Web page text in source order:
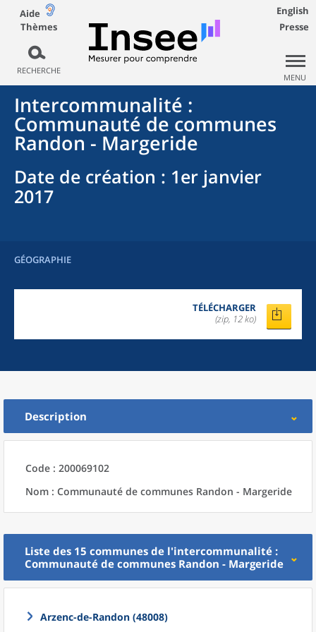
Aide
Thèmes
RECHERCHE
English
Presse
MENU
Intercommunalité :
Communauté de communes
Randon - Margeride
Date de création : 1er janvier
2017
GÉOGRAPHIE
TÉLÉCHARGER
(zip, 12 ko)
Description
Code : 200069102
Nom : Communauté de communes Randon - Margeride
Liste des 15 communes de l'intercommunalité :
Communauté de communes Randon - Margeride
Arzenc-de-Randon (48008)